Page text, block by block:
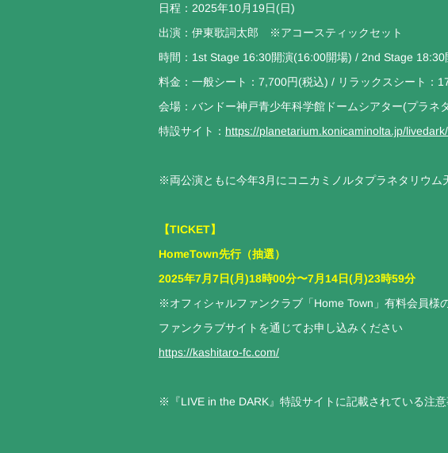
日程：2025年10月19日(日)
出演：伊東歌詞太郎 ※アコースティックセット
時間：1st Stage 16:30開演(16:00開場) / 2nd Stage 18:30
料金：一般シート：7,700円(税込) / リラックスシート：
会場：バンドー神戸青少年科学館ドームシアター(プラネ
特設サイト： https://planetarium.konicaminolta.jp/
※両公演ともに今年3月にコニカミノルタプラネタリウム
【TICKET】
HomeTown先行（抽選）
2025年7月7日(月)18時00分〜7月14日(月)23時59分
※オフィシャルファンクラブ「Home Town」有料会員様
ファンクラブサイトを通じてお申し込みください
https://kashitaro-fc.com/
※『LIVE in the DARK』特設サイトに記載されている注